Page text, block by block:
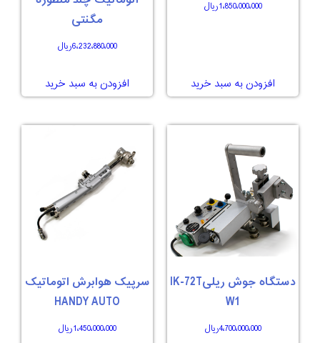
1،850،000،000ریال
افزودن به سبد خرید
مگنتی
6،232،880،000ریال
افزودن به سبد خرید
دستگاه جوش ریلیIK-72T
W1
4،700،000،000ریال
سرپیک هوابرش اتوماتیک
HANDY AUTO
1،450،000،000ریال